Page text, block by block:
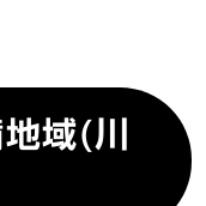
域(川